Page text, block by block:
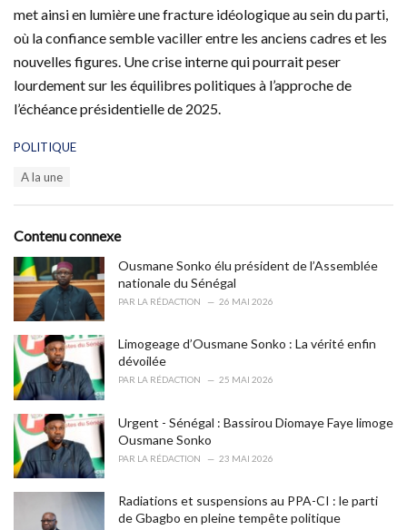
met ainsi en lumière une fracture idéologique au sein du parti,
où la confiance semble vaciller entre les anciens cadres et les
nouvelles figures. Une crise interne qui pourrait peser
lourdement sur les équilibres politiques à l’approche de
l’échéance présidentielle de 2025.
C
o
r
i
e
s
POLITIQUE
:
A la une
Contenu connexe
Ousmane Sonko élu président de l’Assemblée
nationale du Sénégal
PAR LA RÉDACTION 26 MAI 2026
Limogeage d’Ousmane Sonko : La vérité enfin
dévoilée
PAR LA RÉDACTION 25 MAI 2026
Urgent - Sénégal : Bassirou Diomaye Faye limoge
Ousmane Sonko
PAR LA RÉDACTION 23 MAI 2026
Radiations et suspensions au PPA-CI : le parti
de Gbagbo en pleine tempête politique